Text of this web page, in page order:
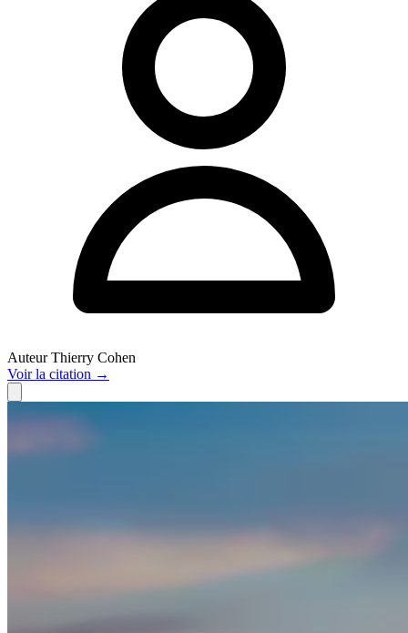
Auteur Thierry Cohen
Voirla citation →